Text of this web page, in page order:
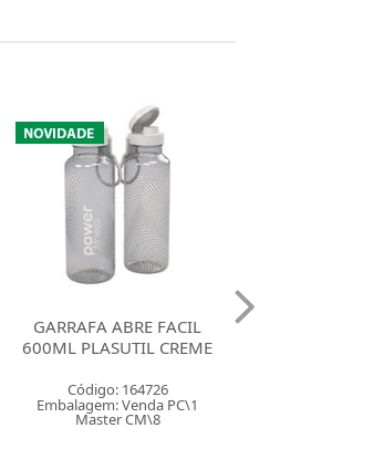
GARRAFA ABRE FACIL
530ML PLASUTIL HARRY
Código: 162803
Embalagem: Venda PC\1
Master CM\8